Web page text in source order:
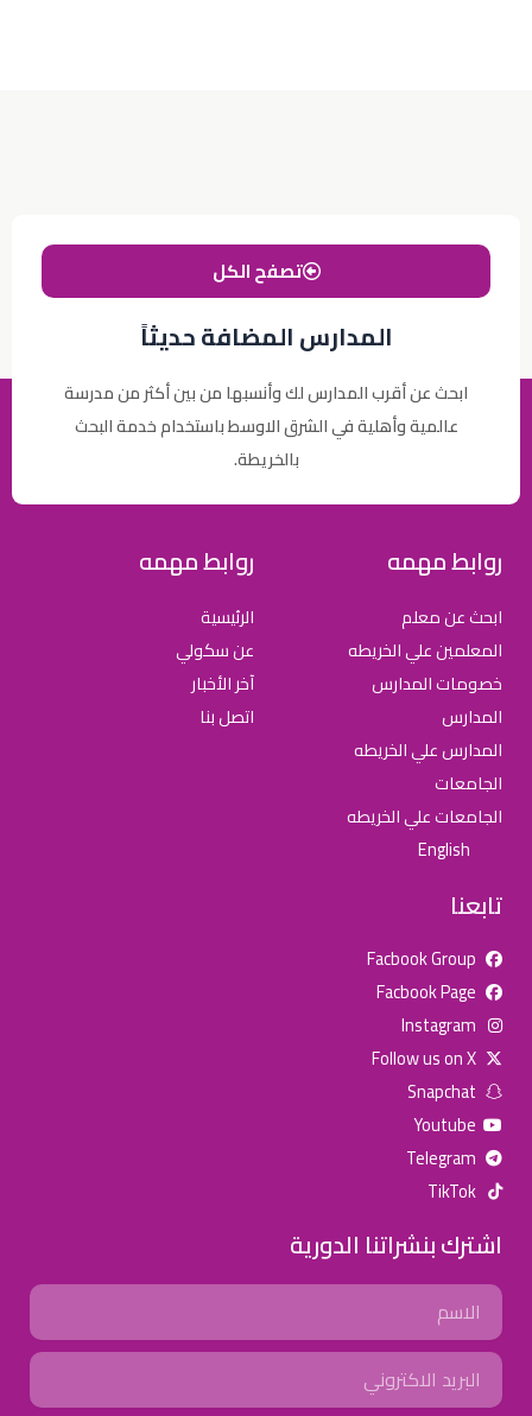
المدارس المضافة حديثاً
ابحث عن أقرب المدارس لك وأنسبها من بين أكثر من مدرسة
عالمية وأهلية في الشرق الاوسط باستخدام خدمة البحث
بالخريطة.
تصفح الكل
روابط مهمه
ابحث عن معلم
المعلمين علي الخريطه
خصومات المدارس
المدارس
المدارس علي الخريطه
الجامعات
الجامعات علي الخريطه
English
روابط مهمه
الرئيسية
عن سكولي
آخر الأخبار
اتصل بنا
تابعنا
Facbook Group
Facbook Page
Instagram
Follow us on X
Snapchat
Youtube
Telegram
TikTok
اشترك بنشراتنا الدورية
Name
Email
للإعلان على منصة سكولي وجروب مدارس عالمية وأهلية يشرفنا
جروب فيسبوك
تويتر (X) سناب شات يوتيوب